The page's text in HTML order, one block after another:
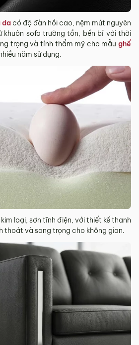
da có độ đàn hồi cao, nệm mút nguyên
khuôn sofa trường tồn, bền bỉ với thời
trọng và tính thẩm mỹ cho mẫu ghế
năm sử dụng.
loại, sơn tĩnh điện, với thiết kế thanh
thoát và sang trọng cho không gian.
thời gian 3 ngày kể từ ngày nhận
và giải đáp vui lòng liên hệ MyChair
(Call, Zalo)